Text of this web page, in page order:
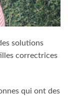
solutions
correctrices
qui ont des